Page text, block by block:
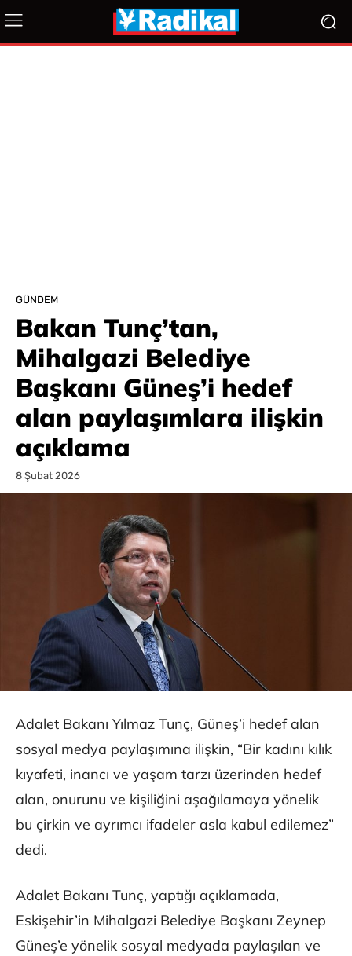
GÜNDEM
Bakan Tunç’tan,
Mihalgazi Belediye
Başkanı Güneş’i hedef
alan paylaşımlara ilişkin
açıklama
8 Şubat 2026
Adalet Bakanı Yılmaz Tunç, Güneş’i hedef alan
sosyal medya paylaşımına ilişkin, “Bir kadını kılık
kıyafeti, inancı ve yaşam tarzı üzerinden hedef
alan, onurunu ve kişiliğini aşağılamaya yönelik
bu çirkin ve ayrımcı ifadeler asla kabul edilemez”
dedi.
Adalet Bakanı Tunç, yaptığı açıklamada,
Eskişehir’in Mihalgazi Belediye Başkanı Zeynep
Güneş’e yönelik sosyal medyada paylaşılan ve